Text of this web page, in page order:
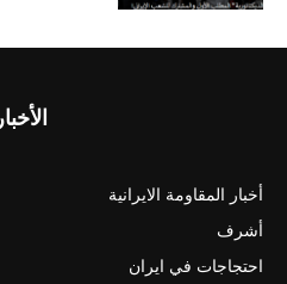
الأخبار
أخبار المقاومة الايرانية
أشرف
احتجاجات في ايران